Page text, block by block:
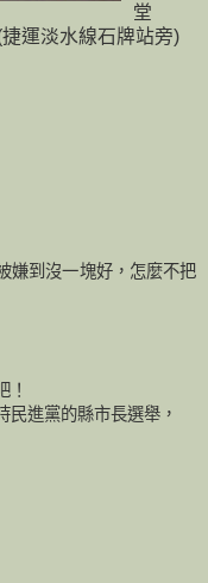
堂
運淡水線石牌站旁)
嫌到沒一塊好，怎麼不把
！
民進黨的縣市長選舉，